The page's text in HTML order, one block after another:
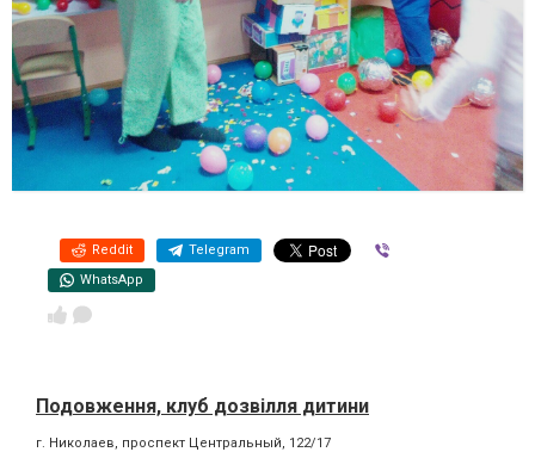
Reddit Telegram
WhatsApp
Подовження, клуб дозвілля дитини
г. Николаев, проспект Центральный, 122/17